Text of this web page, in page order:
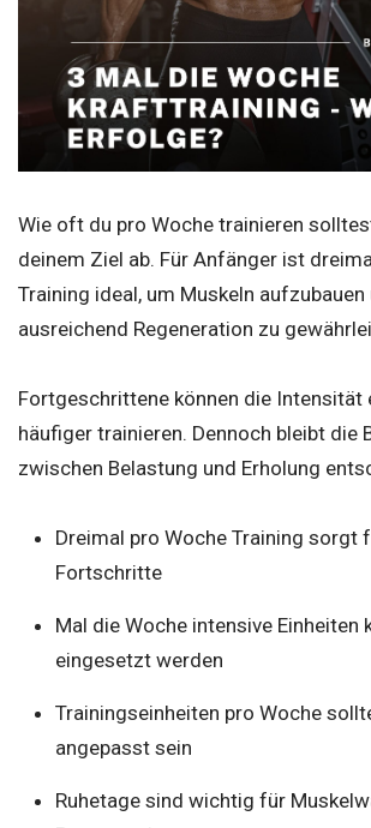
Wie oft du pro Woche trainieren
deinem Ziel ab. Für Anfänger ist
Training ideal, um Muskeln
ausreichend Regeneration zu
Fortgeschrittene können die Intensität
häufiger trainieren. Dennoch bleibt die
zwischen Belastung und Erholung
Dreimal pro Woche Training sorgt
Fortschritte
Mal die Woche intensive Einheiten
eingesetzt werden
Trainingseinheiten pro Woche
angepasst sein
Ruhetage sind wichtig für